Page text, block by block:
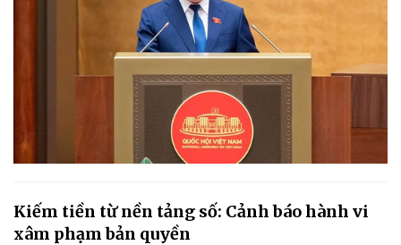
Kiếm tiền từ nền tảng số: Cảnh báo hành vi
xâm phạm bản quyền